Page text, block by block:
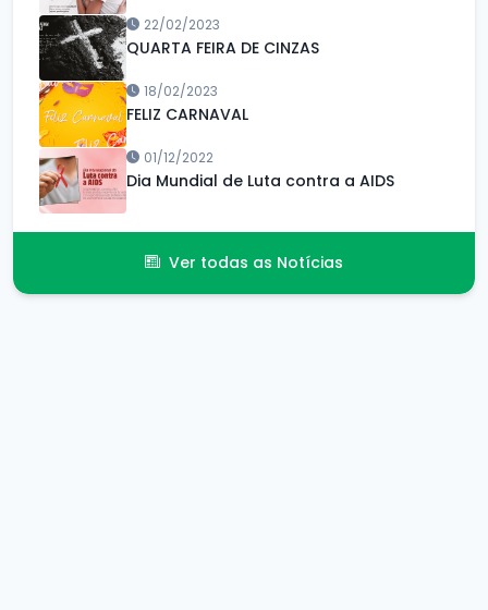
22/02/2023
QUARTA FEIRA DE CINZAS
18/02/2023
FELIZ CARNAVAL
01/12/2022
Dia Mundial de Luta contra a AIDS
Ver todas as Notícias